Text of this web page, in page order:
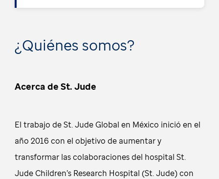
¿Quiénes somos?
Acerca de St. Jude
El trabajo de St. Jude Global en México inició en el
año 2016 con el objetivo de aumentar y
transformar las colaboraciones del hospital St.
Jude Children’s Research Hospital (St. Jude) con